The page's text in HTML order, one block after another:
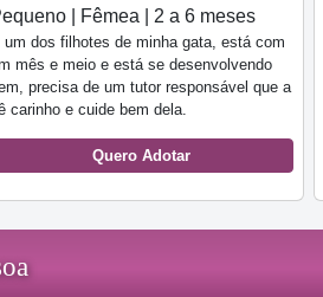
| Fêmea | 2 a 6 meses
um dos filhotes de minha gata, está com
mês e meio e está se desenvolvendo
precisa de um tutor responsável que a
carinho e cuide bem dela.
Quero Adotar